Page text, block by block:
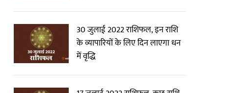
30 जुलाई 2022 राशिफल, इन राशि
के व्यापारियों के लिए दिन लाएगा धन
में वृद्धि